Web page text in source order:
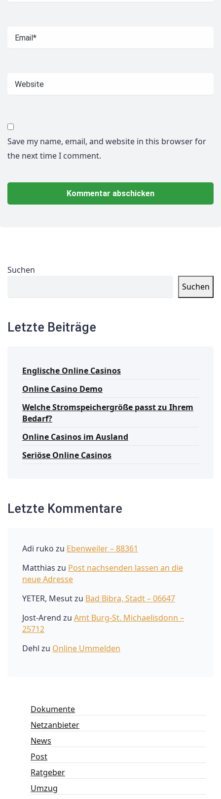
Save my name, email, and website in this browser for
the next time I comment.
Suchen
Suchen
Letzte Beiträge
Englische Online Casinos
Online Casino Demo
Welche Stromspeichergröße passt zu Ihrem
Bedarf?
Online Casinos im Ausland
Seriöse Online Casinos
Letzte Kommentare
Adi ruko zu Ebenweiler – 88361
Matthias zu Post nachsenden lassen an die
neue Adresse
YETER, Mesutzu Bad Bibra, Stadt – 06647
Jost-Arend zu Amt Burg-St. Michaelisdonn –
25712
Dehl zu Online Ummelden
Dokumente
Netzanbieter
News
Post
Ratgeber
Umzug